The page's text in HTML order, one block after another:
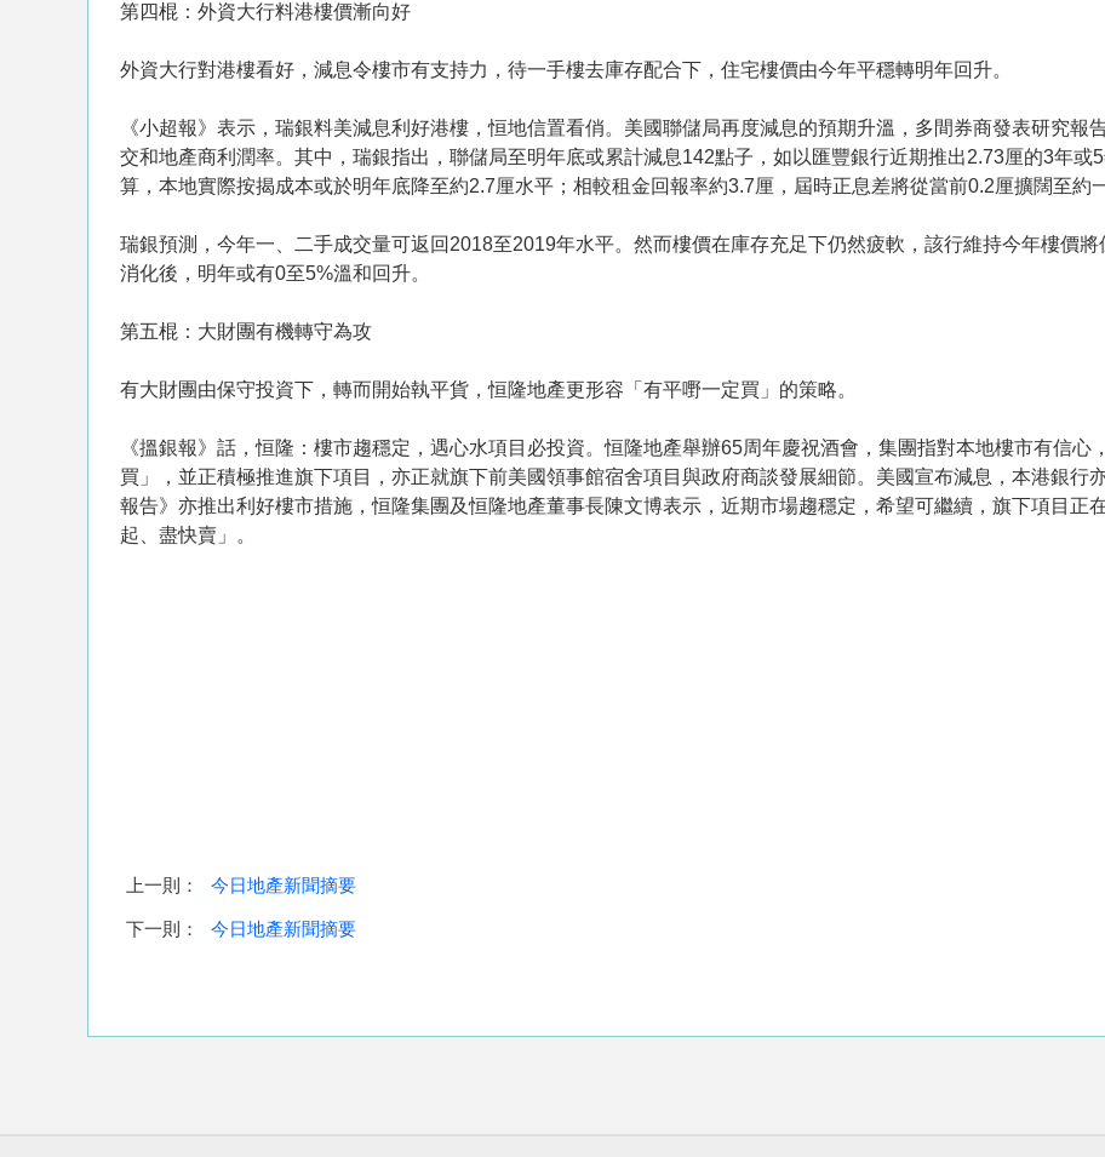
第四棍：外資大行料港樓價漸向好
外資大行對港樓看好，減息令樓市有支持力，待一手樓去庫存配合下，住宅樓價由今年平穩轉明年回升。
《小超報》表示，瑞銀料美減息利好港樓，恒地信置看俏。美國聯儲局再度減息的預期升溫，多間券商發表研究報
交和地產商利潤率。其中，瑞銀指出，聯儲局至明年底或累計減息142點子，如以匯豐銀行近期推出2.73厘的3年或
算，本地實際按揭成本或於明年底降至約2.7厘水平；相較租金回報率約3.7厘，屆時正息差將從當前0.2厘擴闊至約
瑞銀預測，今年一、二手成交量可返回2018至2019年水平。然而樓價在庫存充足下仍然疲軟，該行維持今年樓價
消化後，明年或有0至5%溫和回升。
第五棍：大財團有機轉守為攻
有大財團由保守投資下，轉而開始執平貨，恒隆地產更形容「有平嘢一定買」的策略。
《搵銀報》話，恒隆：樓市趨穩定，遇心水項目必投資。恒隆地產舉辦65周年慶祝酒會，集團指對本地樓市有信心
買」，並正積極推進旗下項目，亦正就旗下前美國領事館宿舍項目與政府商談發展細節。美國宣布減息，本港銀行
報告》亦推出利好樓市措施，恒隆集團及恒隆地產董事長陳文博表示，近期市場趨穩定，希望可繼續，旗下項目正
起、盡快賣」。
上一則： 今日地產新聞摘要
下一則： 今日地產新聞摘要